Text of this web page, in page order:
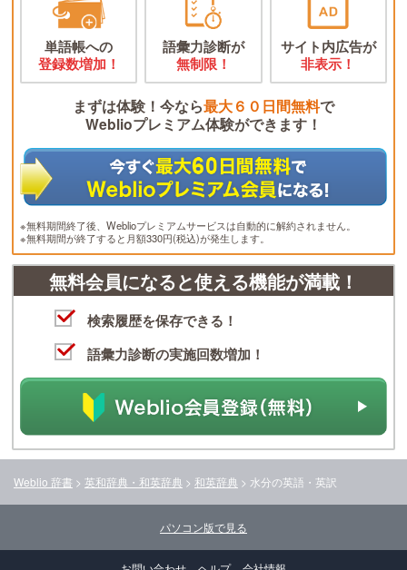
単語帳への
登録数増加！
語彙力診断が
無制限！
サイト内広告が
非表示！
まずは体験！今なら最大６０日間無料で
Weblioプレミアム体験ができます！
※無料期間終了後、Weblioプレミアムサービスは自動的に解約されません。
※無料期間が終了すると月額330円(税込)が発生します。
無料会員になると使える機能が満載！
検索履歴を保存できる！
語彙力診断の実施回数増加！
Weblio 辞書 > 英和辞典・和英辞典 > 和英辞典 > 水分の英語・英訳
パソコン版で見る